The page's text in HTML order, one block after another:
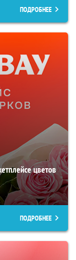
ПОДРОБНЕЕ
цветов
ПОДРОБНЕЕ